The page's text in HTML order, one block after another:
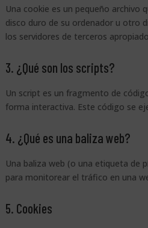
Una cookie es un pequeño archivo
disco duro de su ordenador u otro
los servidores de terceros
3. ¿Qué son los scripts?
Un script es un fragmento de
forma interactiva. Este código se
4. ¿Qué es una baliza web?
Una baliza web (o una etiqueta de
para monitorear el tráfico en una
5. Cookies